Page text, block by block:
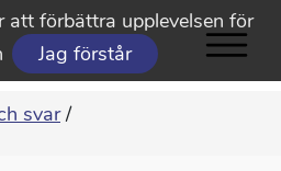
att förbättra upplevelsen för
Jag förstår
svar /